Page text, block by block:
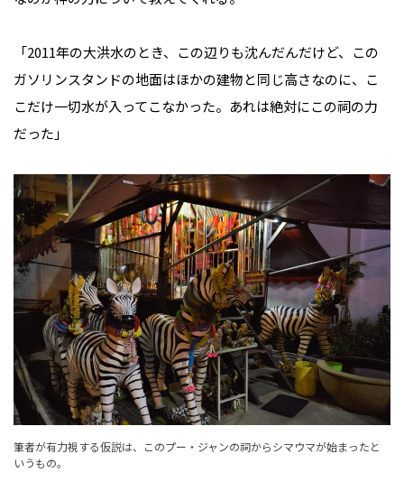
「2011年の大洪水のとき、この辺りも沈んだんだけど、この
ガソリンスタンドの地面はほかの建物と同じ高さなのに、こ
こだけ一切水が入ってこなかった。あれは絶対にこの祠の力
だった」
筆者が有力視する仮説は、このプー・ジャンの祠からシマウマが始まったと
いうもの。